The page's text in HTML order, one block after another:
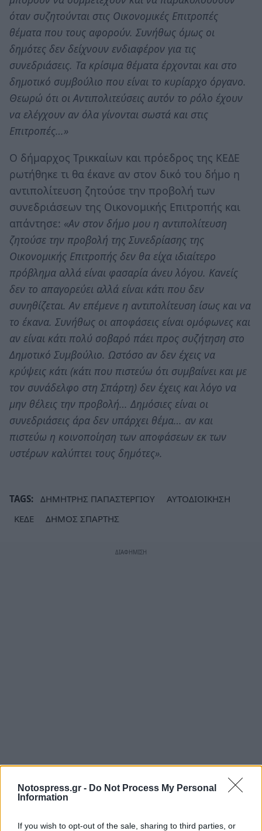
Notospress.gr - Do Not Process My Personal
Information
If you wish to opt-out of the sale, sharing to third parties, or
όταν συζητούνται στις Οικονομικές Επιτροπές
θέματα που τους αφορούν. Συνήθως όμως οι
δημότες δεν δείχνουν ενδιαφέρον για τις
συνεδριάσεις. Τα κρίσιμα θέματα έρχονται και στο
δημοτικό συμβούλιο που είναι το κυρίαρχο όργανο.
Θεωρώ ότι οι Αντιπολιτεύσεις αυτόν το ρόλο έχουν
να ελέγχουν αν όλα γίνονται σωστά και στις
Επιτροπές…»
Ο δήμαρχος Τρικκαίων και πρόεδρος της ΚΕΔΕ
ρωτήθηκε τι θα έκανε αν στον δικό του δήμο η
αντιπολίτευση ζητούσε την προβολή των
συνεδριάσεων της Οικονομικής Επιτροπής και
απάντησε: «Αν στον δήμο μου η αντιπολίτευση
ζητούσε την προβολή της Συνεδρίασης της
Οικονομικής Επιτροπής δεν θα είχα ιδιαίτερο
πρόβλημα αλλά είναι φασαρία άνευ λόγου. Κανείς
δεν το απαγορεύει αλλά είναι κάτι που δεν
συνηθίζεται. Αν επέμενε η αντιπολίτευση ίσως και να
το έκανα. Συνήθως οι αποφάσεις είναι ομόφωνες και
αν είναι κάτι πολύ σοβαρό πάει προς συζήτηση στο
Δημοτικό Συμβούλιο. Ωστόσο αν δεν έχεις να
κρύψεις κάτι (κάτι που πιστεύω ότι συμβαίνει και με
τον συνάδελφο στη Σπάρτη) δεν έχεις και λόγο να
μην θέλεις την προβολή… Δημόσιες είναι οι
συνεδριάσεις άρα δεν υπάρχει θέμα… αν και
πιστεύω η κοινοποίηση των αποφάσεων εκ των
υστέρων καλύπτει τους δημότες».
TAGS: ΔΗΜΗΤΡΗΣ ΠΑΠΑΣΤΕΡΓΙΟΥ
ΑΥΤΟΔΙΟΙΚΗΣΗ
ΚΕΔΕ
ΔΗΜΟΣ ΣΠΑΡΤΗΣ